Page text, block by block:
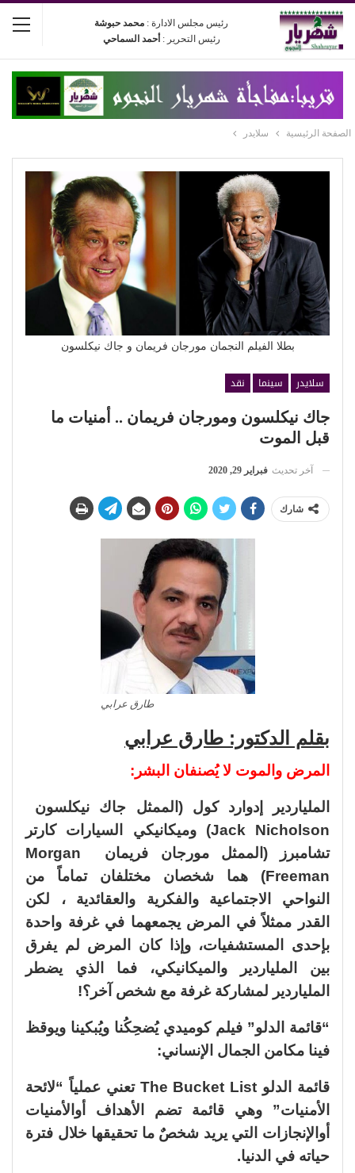
رئيس مجلس الادارة : محمد حبوشة
رئيس التحرير : أحمد السماحي
الصفحة الرئيسية سلايدر
بطلا الفيلم النجمان مورجان فريمان و جاك نيكلسون
سلايدر سينما
نقد
جاك نيكلسون ومورجان فريمان .. أمنيات ما
قبل الموت
آخر تحديث فبراير 29, 2020
شارك
طارق عرابي
بقلم الدكتور: طارق عرابي
المرض والموت لا يُصنفان البشر:
الملياردير إدوارد كول (الممثل جاك نيكلسون
Jack Nicholson) وميكانيكي السيارات كارتر
تشامبرز (الممثل مورجان فريمان Morgan
Freeman) هما شخصان مختلفان تماماً من
النواحي الاجتماعية والفكرية والعقائدية ، لكن
القدر ممثلاً في المرض يجمعهما في غرفة واحدة
بإحدى المستشفيات، وإذا كان المرض لم يفرق
بين الملياردير والميكانيكي، فما الذي يضطر
الملياردير لمشاركة غرفة مع شخص آخر؟!
“قائمة الدلو” فيلم كوميدي يُضحِكُنا ويُبكينا ويوقظ
فينا مكامن الجمال الإنساني:
قائمة الدلو The Bucket List تعني عملياً “لائحة
الأمنيات” وهي قائمة تضم الأهداف أوالأمنيات
أوالإنجازات التي يريد شخصٌ ما تحقيقها خلال فترة
حياته في الدنيا.